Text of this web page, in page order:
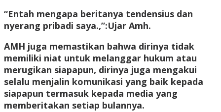
“Entah mengapa beritanya tendensius dan
nyerang pribadi saya.,”:Ujar Amh.
AMH juga memastikan bahwa dirinya tidak
memiliki niat untuk melanggar hukum atau
merugikan siapapun, dirinya juga mengakui
selalu menjalin komunikasi yang baik kepada
siapapun termasuk kepada media yang
memberitakan setiap bulannya.